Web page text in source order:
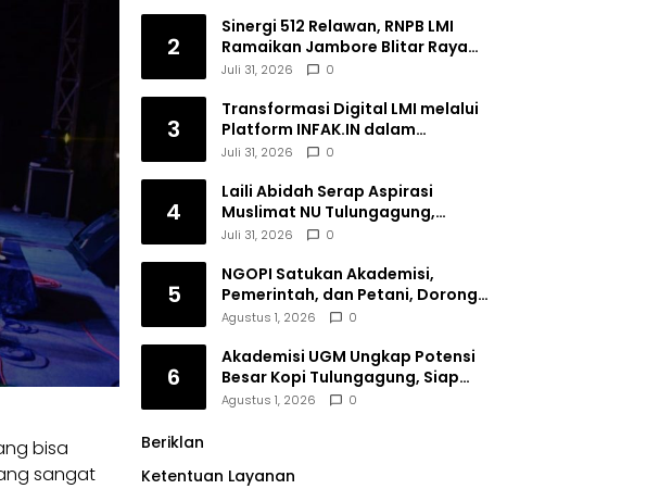
bisa
sangat
2
Sinergi 512 Relawan, RNPB LMI
Ramaikan Jambore Blitar Raya
2026
Juli 31, 2026 0
3
Transformasi Digital LMI melalui
Platform INFAK.IN dalam
Meningkatkan Penghimpunan
Juli 31, 2026 0
4
Laili Abidah Serap Aspirasi
Muslimat NU Tulungagung,
Dorong Penguatan Peran
Juli 31, 2026 0
5
NGOPI Satukan Akademisi,
Pemerintah, dan Petani, Dorong
Konservasi Hutan serta Daya
Agustus 1, 2026 0
6
Akademisi UGM Ungkap Potensi
Besar Kopi Tulungagung, Siap
Bersaing di Pasar Nasional hingga
Agustus 1, 2026 0
Beriklan
Ketentuan Layanan